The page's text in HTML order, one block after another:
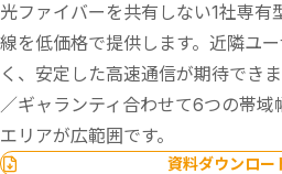
光ファイバーを共有しない1社専有
線を低価格で提供します。近隣ユ
く、安定した高速通信が期待でき
／ギャランティ合わせて6つの帯域
エリアが広範囲です。
資料ダウンロー